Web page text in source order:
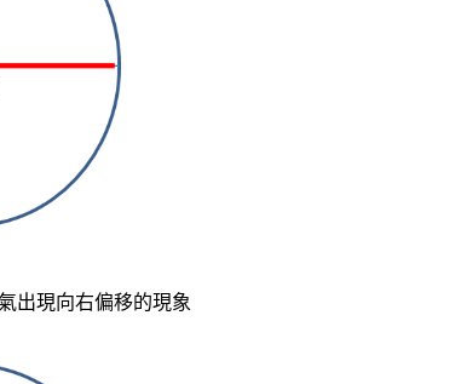
出現向右偏移的現象